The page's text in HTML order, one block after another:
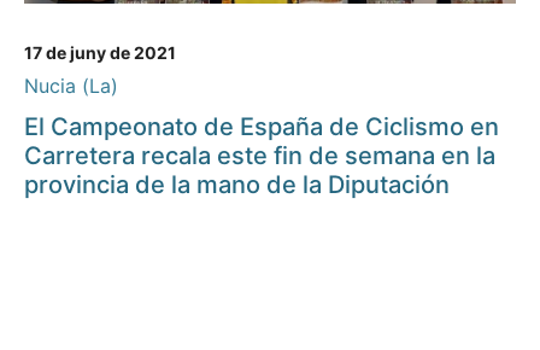
17 de juny de 2021
Nucia (La)
El Campeonato de España de Ciclismo en
Carretera recala este fin de semana en la
provincia de la mano de la Diputación